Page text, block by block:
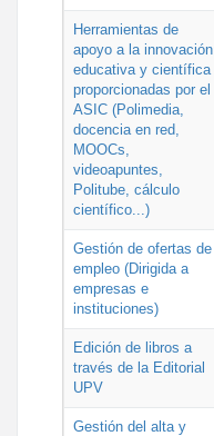
Herramientas de
apoyo a la innovación
educativa y científica
proporcionadas por el
ASIC (Polimedia,
docencia en red,
MOOCs,
videoapuntes,
Politube, cálculo
científico...)
Gestión de ofertas de
empleo (Dirigida a
empresas e
instituciones)
Edición de libros a
través de la Editorial
UPV
Gestión del alta y